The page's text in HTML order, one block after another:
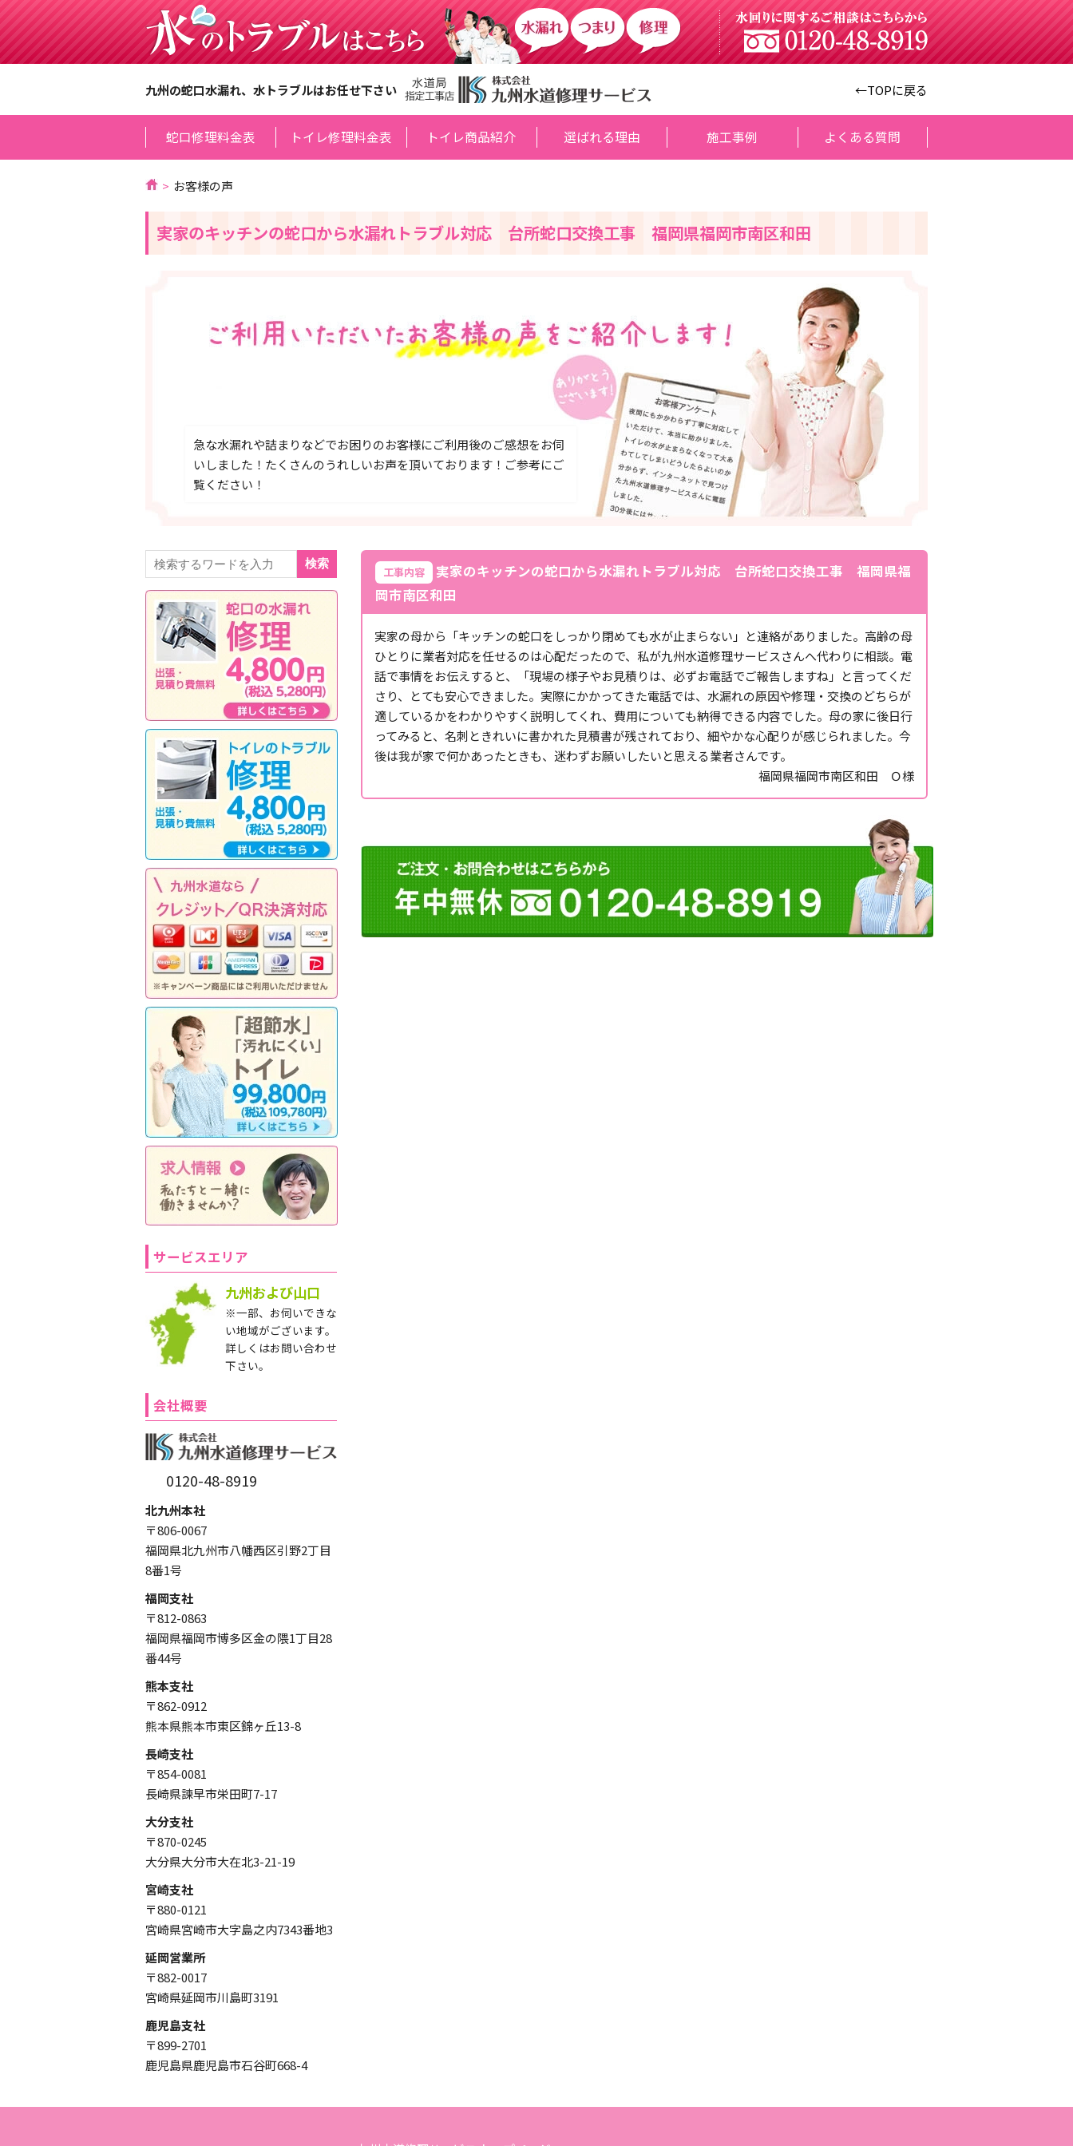
九州の蛇口水漏れ、水トラブルはお任せ下さい ←TOPに戻る
蛇口修理料金表 トイレ修理料金表 トイレ商品紹介 選ばれる理由 施工事例 よくある質問
お客様の声
実家のキッチンの蛇口から水漏れトラブル対応 台所蛇口交換工事 福岡県福岡市南区和田
急な水漏れや詰まりなどでお困りのお客様にご利用後のご感想をお伺
いしました！たくさんのうれしいお声を頂いております！ご参考にご
覧ください！
工事内容
実家のキッチンの蛇口から水漏れトラブル対応 台所蛇口交換工事 福岡県福
岡市南区和田
実家の母から「キッチンの蛇口をしっかり閉めても水が止まらない」と連絡がありました。高齢の母
ひとりに業者対応を任せるのは心配だったので、私が九州水道修理サービスさんへ代わりに相談。電
話で事情をお伝えすると、「現場の様子やお見積りは、必ずお電話でご報告しますね」と言ってくだ
さり、とても安心できました。実際にかかってきた電話では、水漏れの原因や修理・交換のどちらが
適しているかをわかりやすく説明してくれ、費用についても納得できる内容でした。母の家に後日行
ってみると、名刺ときれいに書かれた見積書が残されており、細やかな心配りが感じられました。今
後は我が家で何かあったときも、迷わずお願いしたいと思える業者さんです。
福岡県福岡市南区和田 Ｏ様
検索
サービスエリア
九州および山口
※一部、お伺いできな
い地域がございます。
詳しくはお問い合わせ
下さい。
会社概要
0120-48-8919
北九州本社
〒806-0067
福岡県北九州市八幡西区引野2丁目
8番1号
福岡支社
〒812-0863
福岡県福岡市博多区金の隈1丁目28
番44号
熊本支社
〒862-0912
熊本県熊本市東区錦ヶ丘13-8
長崎支社
〒854-0081
長崎県諫早市栄田町7-17
大分支社
〒870-0245
大分県大分市大在北3-21-19
宮崎支社
〒880-0121
宮崎県宮崎市大字島之内7343番地3
延岡営業所
〒882-0017
宮崎県延岡市川島町3191
鹿児島支社
〒899-2701
鹿児島県鹿児島市石谷町668-4